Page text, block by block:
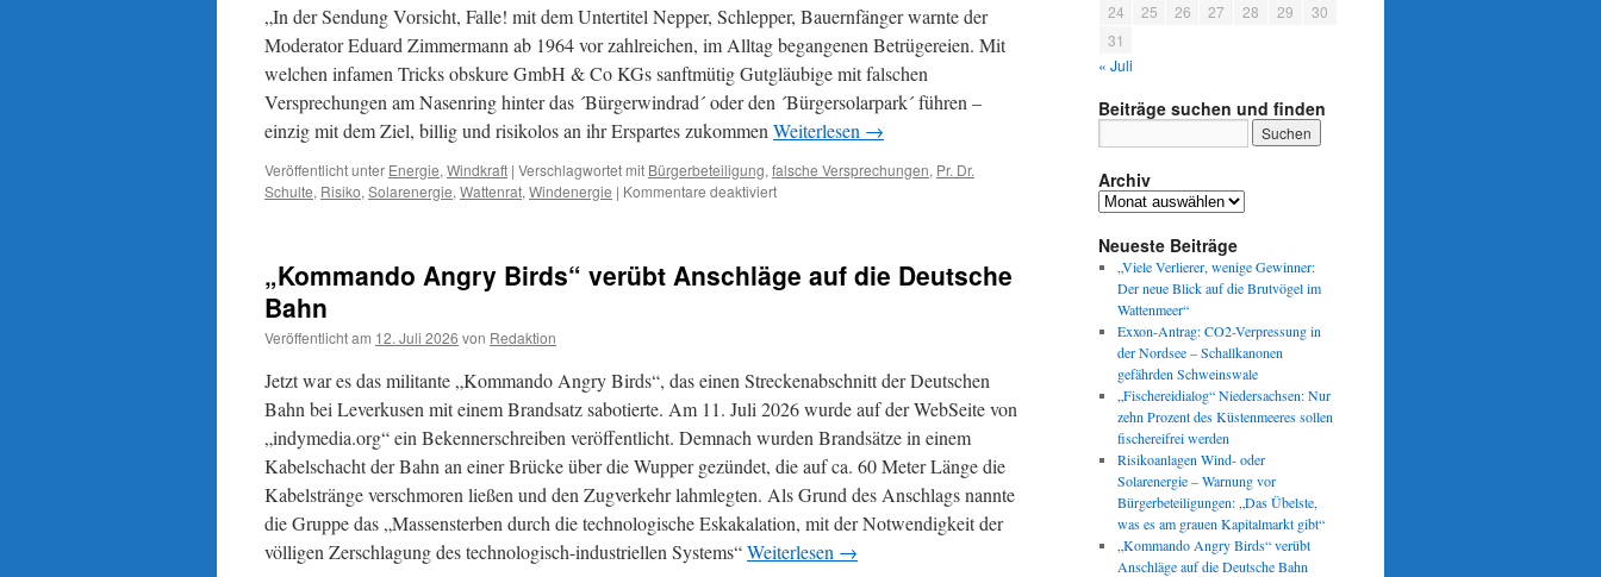
„In der Sendung Vorsicht, Falle! mit dem Untertitel Nepper, Schlepper, Bauernfänger warnte der
Moderator Eduard Zimmermann ab 1964 vor zahlreichen, im Alltag begangenen Betrügereien. Mit
welchen infamen Tricks obskure GmbH & Co KGs sanftmütig Gutgläubige mit falschen
Versprechungen am Nasenring hinter das ´Bürgerwindrad´ oder den ´Bürgersolarpark´ führen –
einzig mit dem Ziel, billig und risikolos an ihr Erspartes zukommen Weiterlesen →
Veröffentlicht unter Energie, Windkraft | Verschlagwortet mit Bürgerbeteiligung, falsche Versprechungen, Pr. Dr.
Schulte, Risiko, Solarenergie, Wattenrat, Windenergie | Kommentare deaktiviertfür
Solarenergie
–
„Das
Übelste,
es
am
grauen
gibt“
„Kommando Angry Birds“ verübt Anschläge auf die Deutsche
Bahn
Veröffentlicht am 12. Juli 2026 von Redaktion
Jetzt war es das militante „Kommando Angry Birds“, das einen Streckenabschnitt der Deutschen
Bahn bei Leverkusen mit einem Brandsatz sabotierte. Am 11. Juli 2026 wurde auf der WebSeite von
„indymedia.org“ ein Bekennerschreiben veröffentlicht. Demnach wurden Brandsätze in einem
Kabelschacht der Bahn an einer Brücke über die Wupper gezündet, die auf ca. 60 Meter Länge die
Kabelstränge verschmoren ließen und den Zugverkehr lahmlegten. Als Grund des Anschlags nannte
die Gruppe das „Massensterben durch die technologische Eskakalation, mit der Notwendigkeit der
völligen Zerschlagung des technologisch-industriellen Systems“Weiterlesen →
24
25 26 27 28 29
30
31
« Juli
Beiträge suchen und finden
Archiv
Archiv
Neueste Beiträge
„Viele Verlierer, wenige Gewinner:
Der neue Blick auf die Brutvögel im
Wattenmeer“
Exxon-Antrag: CO2-Verpressung in
der Nordsee – Schallkanonen
gefährden Schweinswale
„Fischereidialog“ Niedersachsen: Nur
zehn Prozent des Küstenmeeres sollen
fischereifrei werden
Risikoanlagen Wind- oder
Solarenergie – Warnung vor
Bürgerbeteiligungen: „Das Übelste,
was es am grauen Kapitalmarkt gibt“
„Kommando Angry Birds“ verübt
Anschläge auf die Deutsche Bahn